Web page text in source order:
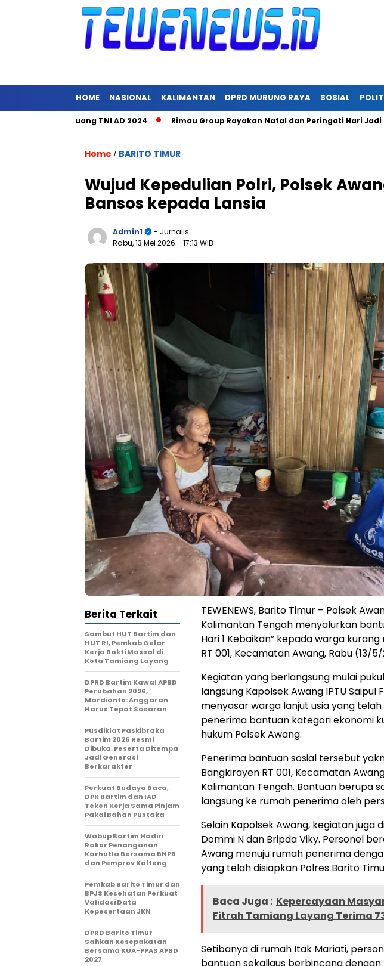
HOME NASIONAL KALIMANTAN DPRD MURUNG RAYA SOSIAL
Hari Juang TNI AD 2024 Rimau Group Rayakan Natal dan Peringati Hari Jadi ke 15
Home / BARITO TIMUR
Wujud Kepedulian Polri, Polsek
Bansos kepada Lansia
Admin1
- Jurnalis
Rabu, 13 Mei 2026 - 17:13 WIB
TEWENEWS, Barito Timur – Polsek
Kalimantan Tengah menyalurkan
Hari 1 Kebaikan” kepada warga
RT 001, Kecamatan Awang, Rabu (13/
Kegiatan yang berlangsung mulai
langsung Kapolsek Awang IPTU Saipul
menyasar warga lanjut usia yang
penerima bantuan kategori ekonomi
hukum Polsek Awang.
Penerima bantuan sosial tersebut
Bangkirayen RT 001, Kecamatan
Kalimantan Tengah. Bantuan berupa
langsung ke rumah penerima oleh
Selain Kapolsek Awang, kegiatan juga
Dommi N dan Bripda Viky. Personel
Awang menuju rumah penerima
yang telah disiapkan Polres Barito
Baca Juga : Kepercayaan
Fitrah Tamiang Layang Terima
Setibanya di rumah Itak Mariati,
bantuan sekaligus berbincang
Berita Terkait
Sambut HUT Bartim dan
HUT RI, Pemkab Gelar
Kerja Bakti Massal di
Kota Tamiang Layang
DPRD Bartim Kawal APBD
Perubahan 2026,
Mardianto: Anggaran
Harus Tepat Sasaran
Pusdiklat Paskibraka
Bartim 2026 Resmi
Dibuka, Peserta Ditempa
Jadi Generasi
Berkarakter
Perkuat Budaya Baca,
DPK Bartim dan IAD
Teken Kerja Sama Pinjam
Pakai Bahan Pustaka
Wabup Bartim Hadiri
Rakor Penanganan
Karhutla Bersama BNPB
dan Pemprov Kalteng
Pemkab Barito Timur dan
BPJS Kesehatan Perkuat
Validasi Data
Kepesertaan JKN
DPRD Barito Timur
Sahkan Kesepakatan
Bersama KUA-PPAS APBD
2027